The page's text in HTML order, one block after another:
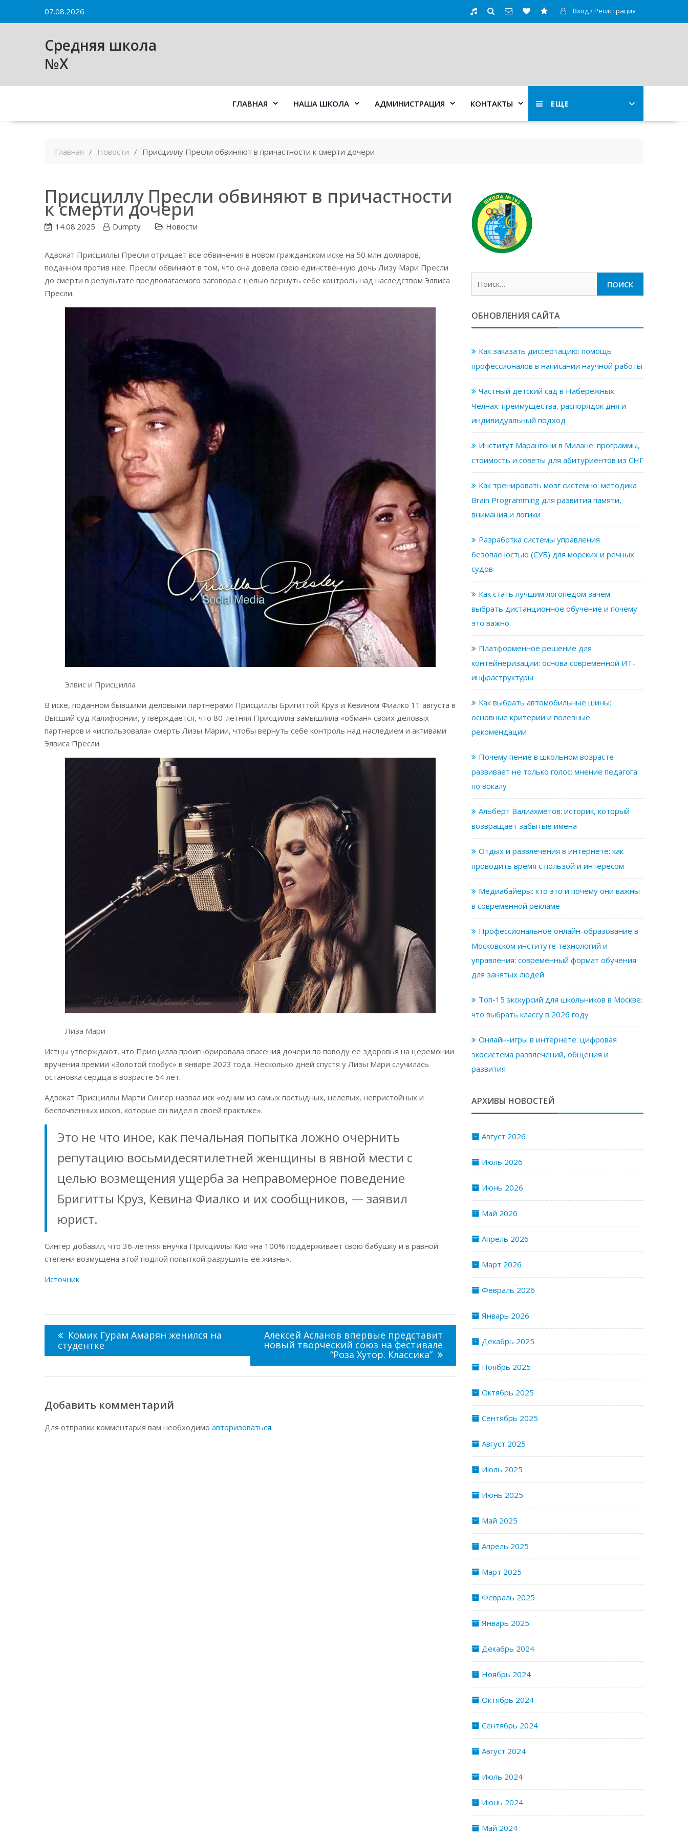
07.08.2026 Вход / Регистрация
Средняя школа
№X
ЕЩЕ
ГЛАВНАЯ НАША ШКОЛА АДМИНИСТРАЦИЯ КОНТАКТЫ
Главная Новости Присциллу Пресли обвиняют в причастности к смерти дочери
Присциллу Пресли обвиняют в причастности
к смерти дочери
14.08.2025 Dumpty Новости
Адвокат Присциллы Пресли отрицает все обвинения в новом гражданском иске на 50 млн долларов,
поданном против нее. Пресли обвиняют в том, что она довела свою единственную дочь Лизу Мари Пресли
до смерти в результате предполагаемого заговора с целью вернуть себе контроль над наследством Элвиса
Пресли.
Элвис и Присцилла
В иске, поданном бывшими деловыми партнерами Присциллы Бригиттой Круз и Кевином Фиалко 11 августа в
Высший суд Калифорнии, утверждается, что 80-летняя Присцилла замышляла «обман» своих деловых
партнеров и «использовала» смерть Лизы Марии, чтобы вернуть себе контроль над наследием и активами
Элвиса Пресли.
Лиза Мари
Истцы утверждают, что Присцилла проигнорировала опасения дочери по поводу ее здоровья на церемонии
вручения премии «Золотой глобус» в январе 2023 года. Несколько дней спустя у Лизы Мари случилась
остановка сердца в возрасте 54 лет.
Адвокат Присциллы Марти Сингер назвал иск «одним из самых постыдных, нелепых, непристойных и
беспочвенных исков, которые он видел в своей практике».
Это не что иное, как печальная попытка ложно очернить
репутацию восьмидесятилетней женщины в явной мести с
целью возмещения ущерба за неправомерное поведение
Бригитты Круз, Кевина Фиалко и их сообщников, — заявил
юрист.
Сингер добавил, что 36-летняя внучка Присциллы Кио «на 100% поддерживает свою бабушку и в равной
степени возмущена этой подлой попыткой разрушить ее жизнь».
Источник
Навигация
по
записям
Комик Гурам Амарян женился на
студентке
Алексей Асланов впервые представит
новый творческий союз на фестивале
“Роза Хутор. Классика”
Добавить комментарий
Для отправки комментария вам необходимо авторизоваться.
ОБНОВЛЕНИЯ САЙТА
Как заказать диссертацию: помощь
профессионалов в написании научной работы
Частный детский сад в Набережных
Челнах: преимущества, распорядок дня и
индивидуальный подход
Институт Марангони в Милане: программы,
стоимость и советы для абитуриентов из СНГ
Как тренировать мозг системно: методика
Brain Programming для развития памяти,
внимания и логики
Разработка системы управления
безопасностью (СУБ) для морских и речных
судов
Как стать лучшим логопедом зачем
выбрать дистанционное обучение и почему
это важно
Платформенное решение для
контейнеризации: основа современной ИТ-
инфраструктуры
Как выбрать автомобильные шины:
основные критерии и полезные
рекомендации
Почему пение в школьном возрасте
развивает не только голос: мнение педагога
по вокалу
Альберт Валиахметов: историк, который
возвращает забытые имена
Отдых и развлечения в интернете: как
проводить время с пользой и интересом
Медиабайеры: кто это и почему они важны
в современной рекламе
Профессиональное онлайн-образование в
Московском институте технологий и
управления: современный формат обучения
для занятых людей
Топ-15 экскурсий для школьников в Москве:
что выбрать классу в 2026 году
Онлайн-игры в интернете: цифровая
экосистема развлечений, общения и
развития
АРХИВЫ НОВОСТЕЙ
Август 2026
Июль 2026
Июнь 2026
Май 2026
Апрель 2026
Март 2026
Февраль 2026
Январь 2026
Декабрь 2025
Ноябрь 2025
Октябрь 2025
Сентябрь 2025
Август 2025
Июль 2025
Июнь 2025
Май 2025
Апрель 2025
Март 2025
Февраль 2025
Январь 2025
Декабрь 2024
Ноябрь 2024
Октябрь 2024
Сентябрь 2024
Август 2024
Июль 2024
Июнь 2024
Май 2024